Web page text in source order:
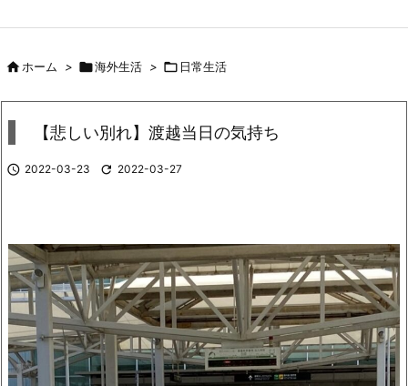
ホーム > 海外生活 >  日常生活
【悲しい別れ】渡越当日の気持ち
 2022-03-23  2022-03-27